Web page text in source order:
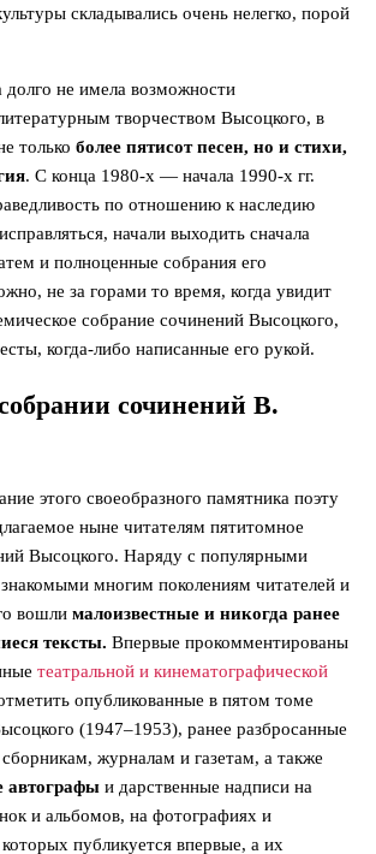
складывались очень нелегко, порой
не имела возможности
творчеством Высоцкого, в
только более пятисот песен, но и стихи,
. С конца 1980-х — начала 1990-х гг.
по отношению к наследию
начали выходить сначала
и полноценные собрания его
не за горами то время, когда увидит
собрание сочинений Высоцкого,
когда-либо написанные его рукой.
сочинений В.
этого своеобразного памятника поэту
ныне читателям пятитомное
Высоцкого. Наряду с популярными
многим поколениям читателей и
вошли малоизвестные и никогда ранее
тексты. Впервые прокомментированы
театральной и кинематографической
опубликованные в пятом томе
(1947–1953), ранее разбросанные
журналам и газетам, а также
автографы и дарственные надписи на
и альбомов, на фотографиях и
публикуется впервые, а их